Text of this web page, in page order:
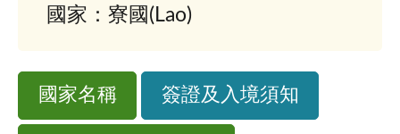
國家：寮國(Lao)
國家名稱 簽證及入境須知